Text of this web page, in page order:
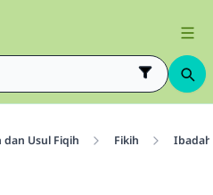
dan Usul Fiqih Fikih